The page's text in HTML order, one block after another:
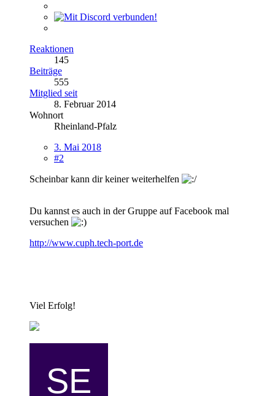
Reaktionen
145
Beiträge
555
Mitglied seit
8. Februar 2014
Wohnort
Rheinland-Pfalz
3. Mai 2018
#2
Scheinbar kann dir keiner weiterhelfen
Du kannst es auch in der Gruppe auf Facebook mal
versuchen
http://www.cuph.tech-port.de
Viel Erfolg!